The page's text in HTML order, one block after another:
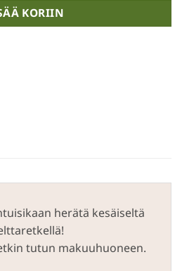
KORIIN
herätä kesäiseltä
tutun makuuhuoneen.